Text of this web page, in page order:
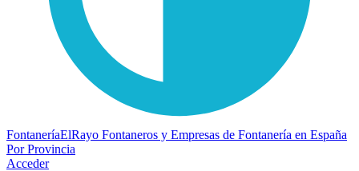
FontaneríaElRayo Fontaneros y Empresas de Fontanería en España
Por Provincia
Acceder